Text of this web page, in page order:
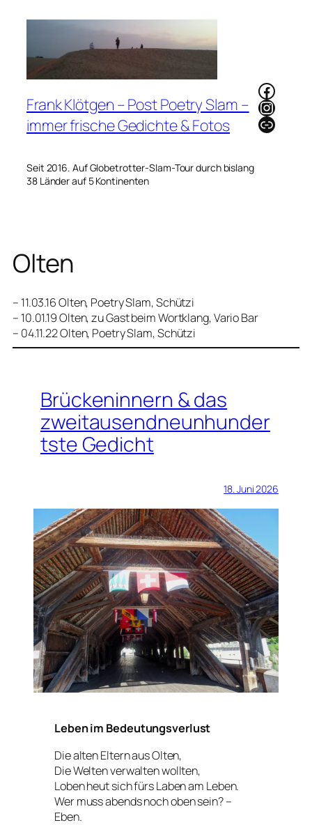
Frank Klötgen – Post Poetry Slam –
immer frische Gedichte & Fotos
Seit 2016. Auf Globetrotter-Slam-Tour durch bislang
38 Länder auf 5 Kontinenten
Link
Olten
– 11.03.16 Olten, Poetry Slam, Schützi
– 10.01.19 Olten, zu Gast beim Wortklang, Vario Bar
– 04.11.22 Olten, Poetry Slam, Schützi
Brückeninnern & das
zweitausendneunhunder
tste Gedicht
18. Juni 2026
Leben im Bedeutungsverlust
Die alten Eltern aus Olten,
Die Welten verwalten wollten,
Loben heut sich fürs Laben am Leben.
Wer muss abends noch oben sein? –
Eben.